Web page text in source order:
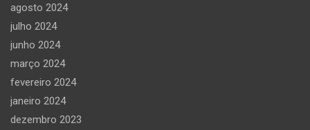
agosto 2024
julho 2024
junho 2024
março 2024
fevereiro 2024
janeiro 2024
dezembro 2023